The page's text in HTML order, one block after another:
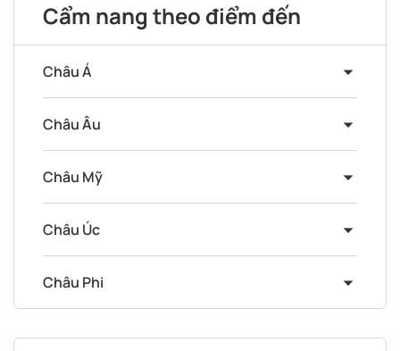
Cẩm nang theo điểm đến
Châu Á
Châu Âu
Châu Mỹ
Châu Úc
Châu Phi